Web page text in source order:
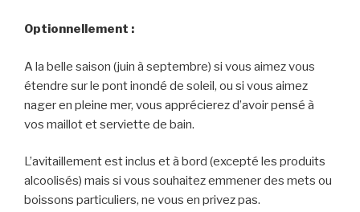
Optionnellement :
A la belle saison (juin à septembre) si vous aimez vous
étendre sur le pont inondé de soleil, ou si vous aimez
nager en pleine mer, vous apprécierez d’avoir pensé à
vos maillot et serviette de bain.
L’avitaillement est inclus et à bord (excepté les produits
alcoolisés) mais si vous souhaitez emmener des mets ou
boissons particuliers, ne vous en privez pas.